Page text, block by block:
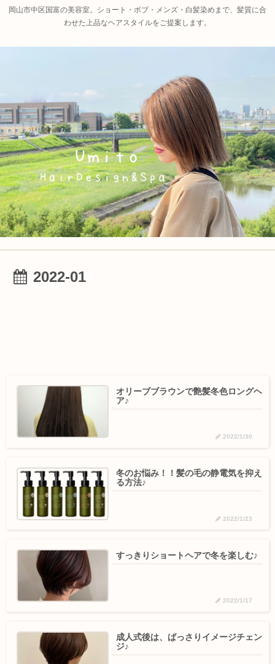
岡山市中区国富の美容室。ショート・ボブ・メンズ・白髪染めまで、髪質に合
わせた上品なヘアスタイルをご提案します。
2022-01
オリーブブラウンで艶髪冬色ロングヘ
ア♪
2022/1/30
冬のお悩み！！髪の毛の静電気を抑え
る方法♪
2022/1/23
すっきりショートヘアで冬を楽しむ♪
2022/1/17
成人式後は、ばっさりイメージチェン
ジ♪